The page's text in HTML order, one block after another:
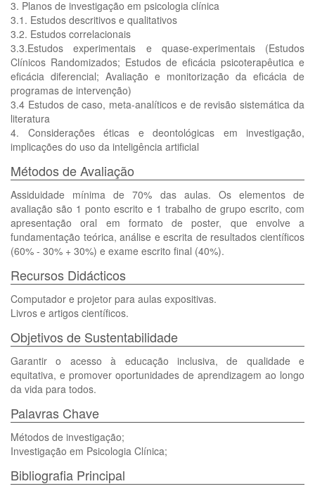
3. Planos de investigação em psicologia clínica
3.1. Estudos descritivos e qualitativos
3.2. Estudos correlacionais
3.3.Estudos experimentais e quase-experimentais (Estudos
Clínicos Randomizados; Estudos de eficácia psicoterapêutica e
eficácia diferencial; Avaliação e monitorização da eficácia de
programas de intervenção)
3.4 Estudos de caso, meta-analíticos e de revisão sistemática da
literatura
4. Considerações éticas e deontológicas em investigação,
implicações do uso da inteligência artificial
Métodos de Avaliação
Assiduidade mínima de 70% das aulas. Os elementos de
avaliação são 1 ponto escrito e 1 trabalho de grupo escrito, com
apresentação oral em formato de poster, que envolve a
fundamentação teórica, análise e escrita de resultados científicos
(60% - 30% + 30%) e exame escrito final (40%).
Recursos Didácticos
Computador e projetor para aulas expositivas.
Livros e artigos científicos.
Objetivos de Sustentabilidade
Garantir o acesso à educação inclusiva, de qualidade e
equitativa, e promover oportunidades de aprendizagem ao longo
da vida para todos.
Palavras Chave
Métodos de investigação;
Investigação em Psicologia Clínica;
Bibliografia Principal